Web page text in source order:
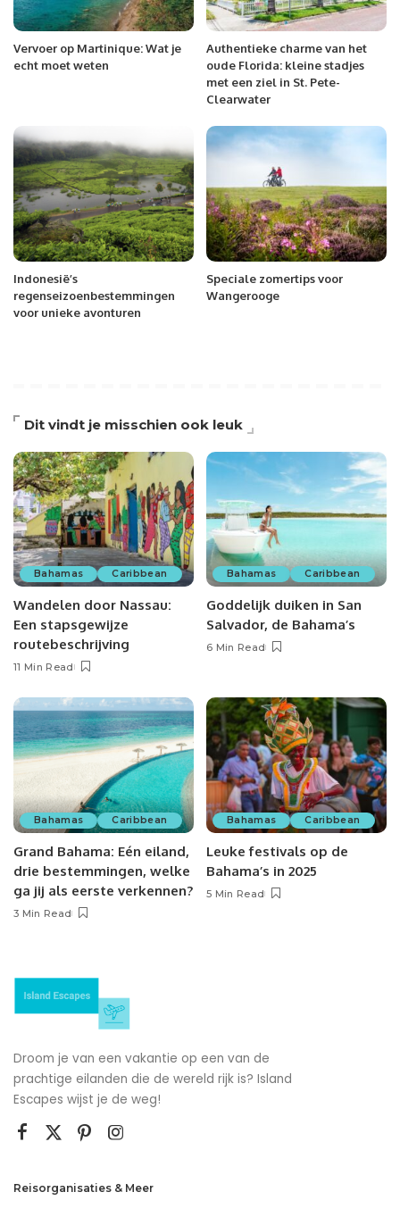
Vervoer op Martinique: Wat je
echt moet weten
Authentieke charme van het
oude Florida: kleine stadjes
met een ziel in St. Pete-
Clearwater
Indonesië’s
regenseizoenbestemmingen
voor unieke avonturen
Speciale zomertips voor
Wangerooge
Dit vindt je misschien ook leuk
Bahamas Caribbean
Wandelen door Nassau:
Een stapsgewijze
routebeschrijving
11 Min Read
Bahamas Caribbean
Goddelijk duiken in San
Salvador, de Bahama’s
6 Min Read
Bahamas Caribbean
Grand Bahama: Eén eiland,
drie bestemmingen, welke
ga jij als eerste verkennen?
3 Min Read
Bahamas Caribbean
Leuke festivals op de
Bahama’s in 2025
5 Min Read
Droom je van een vakantie op een van de
prachtige eilanden die de wereld rijk is? Island
Escapes wijst je de weg!
Reisorganisaties & Meer